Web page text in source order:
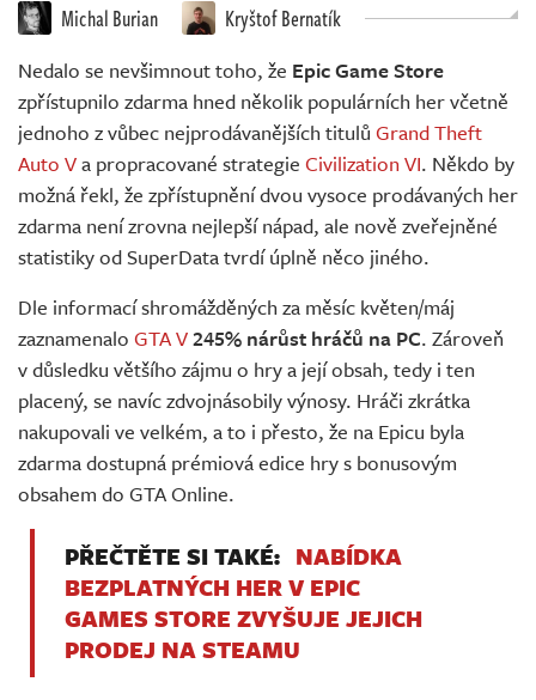
Živě Michal Burian Kryštof Bernatík
Nedalo se nevšimnout toho, že Epic Game Store
zpřístupnilo zdarma hned několik populárních her včetně
jednoho z vůbec nejprodávanějších titulů Grand Theft
Auto Va propracované strategie Civilization VI. Někdo by
možná řekl, že zpřístupnění dvou vysoce prodávaných her
zdarma není zrovna nejlepší nápad, ale nově zveřejněné
statistiky od SuperData tvrdí úplně něco jiného.
Dle informací shromážděných za měsíc květen/máj
zaznamenalo GTA V245% nárůst hráčů na PC. Zároveň
v důsledku většího zájmu o hry a její obsah, tedy i ten
placený, se navíc zdvojnásobily výnosy. Hráči zkrátka
nakupovali ve velkém, a to i přesto, že na Epicu byla
zdarma dostupná prémiová edice hry s bonusovým
obsahem do GTA Online.
PŘEČTĚTE SI TAKÉ: NABÍDKA
BEZPLATNÝCH HER V EPIC
GAMES STORE ZVYŠUJE JEJICH
PRODEJ NA STEAMU